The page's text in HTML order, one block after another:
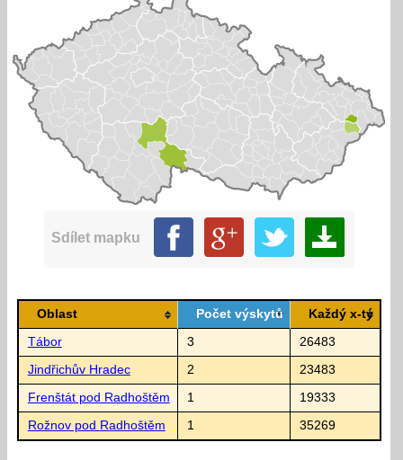
Sdílet mapku
Oblast Počet výskytů Každý x-tý
Tábor 3 26483
Jindřichův Hradec 2 23483
Frenštát pod Radhoštěm 1 19333
Rožnov pod Radhoštěm 1 35269